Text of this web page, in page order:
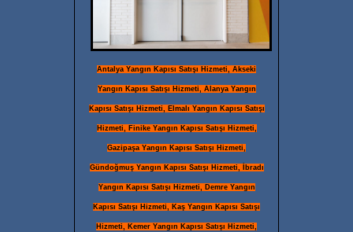
Antalya Yangın Kapısı Satışı Hizmeti, Akseki
Yangın Kapısı Satışı Hizmeti, Alanya Yangın
Kapısı Satışı Hizmeti, Elmalı Yangın Kapısı Satışı
Hizmeti, Finike Yangın Kapısı Satışı Hizmeti,
Gazipaşa Yangın Kapısı Satışı Hizmeti,
Gündoğmuş Yangın Kapısı Satışı Hizmeti, İbradı
Yangın Kapısı Satışı Hizmeti, Demre Yangın
Kapısı Satışı Hizmeti, Kaş Yangın Kapısı Satışı
Hizmeti, Kemer Yangın Kapısı Satışı Hizmeti,